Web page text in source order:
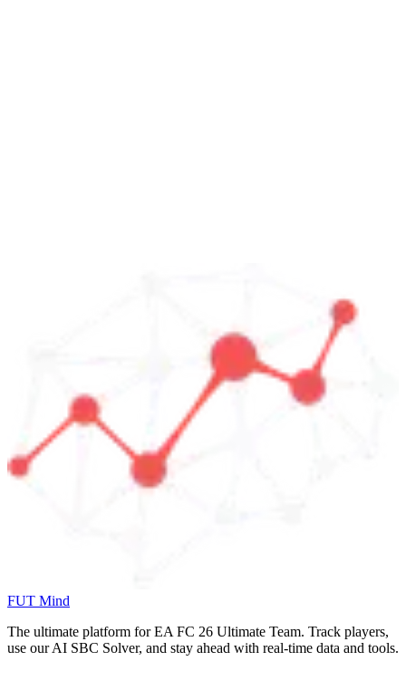
FUT Mind
The ultimate platform for EA FC 26 Ultimate Team. Track players,
use our AI SBC Solver, and stay ahead with real-time data and tools.